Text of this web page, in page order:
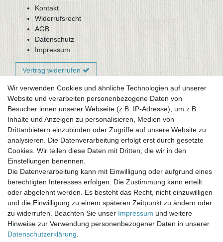
Kontakt
Widerrufsrecht
AGB
Datenschutz
Impressum
Vertrag widerrufen
Newsletter-Anmeldung
FAQ / Fragen
Mein Warenkorb
Mein Merkzettel
Mein Konto
UNSER LADENGESCHÄFT
Gottlieb-Daimler-Str. 10
33334 Gütersloh
ÖFFNUNGSZEITEN
Montag - Dienstag: 8.00 - 18.00 Uhr, Mittwoch Ruhetag,
Donnerstag: 8.00 - 18.00 Uhr, Freitag 8.00 - 14.00 Uhr
Wir verwenden Cookies und ähnliche Technologien auf unserer
Website und verarbeiten personenbezogene Daten von
Besucher:innen unserer Webseite (z.B. IP-Adresse), um z.B.
Inhalte und Anzeigen zu personalisieren, Medien von
Drittanbietern einzubinden oder Zugriffe auf unsere Website zu
analysieren. Die Datenverarbeitung erfolgt erst durch gesetzte
Cookies. Wir teilen diese Daten mit Dritten, die wir in den
Einstellungen benennen.
Die Datenverarbeitung kann mit Einwilligung oder aufgrund eines
berechtigten Interesses erfolgen. Die Zustimmung kann erteilt
oder abgelehnt werden. Es besteht das Recht, nicht einzuwilligen
und die Einwilligung zu einem späteren Zeitpunkt zu ändern oder
zu widerrufen. Beachten Sie unser Impressum und weitere
Hinweise zur Verwendung personenbezogener Daten in unserer
Daten­schutz­erklärung